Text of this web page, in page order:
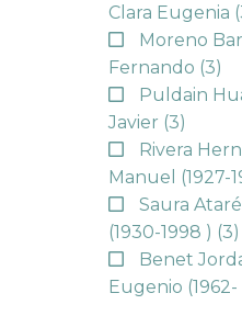
Clara Eugenia
Moreno
Fernando (3)
Puldain
Javier (3)
Rivera
Manuel (1927-
Saura
(1930-1998 ) (3)
Benet
Eugenio (1962-